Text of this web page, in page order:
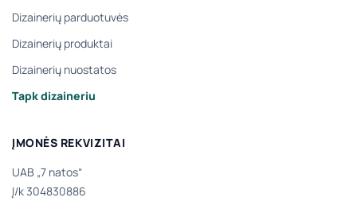
Dizainerių parduotuvės
Dizainerių produktai
Dizainerių nuostatos
Tapk dizaineriu
ĮMONĖS REKVIZITAI
UAB „7 natos“
Į/k 304830886